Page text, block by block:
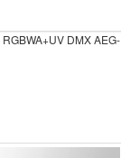
DMX AEG-